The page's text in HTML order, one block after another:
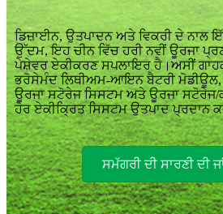
ਡਿਜ਼ਾਈਨ, ਉਤਪਾਦਨ ਅਤੇ ਵਿਕਰੀ ਦੇ ਨਾਲ
ਉੱਦਮ, ਇਹ ਚੀਨ ਵਿੱਚ ਹਰੀ ਨਵੀਂ ਊਰਜਾ
ਪੇਸ਼ੇਵਰ ਏਕੀਕਰਣ ਸਪਲਾਇਰ ਹੈ।ਅਸੀਂ
ਭਰੋਸੇਮੰਦ ਲਿਥੀਅਮ-ਆਇਨ ਬੈਟਰੀ
ਊਰਜਾ ਸਟੋਰੇਜ ਸਿਸਟਮ ਅਤੇ ਊਰਜਾ
ਹੋਰ ਏਕੀਕ੍ਰਿਤ ਸਿਸਟਮ ਉਤਪਾਦ ਪ੍ਰਦਾਨ
ਸਮੱਗਰੀ ਦੀ ਸਾਰਣੀ ਦੀ